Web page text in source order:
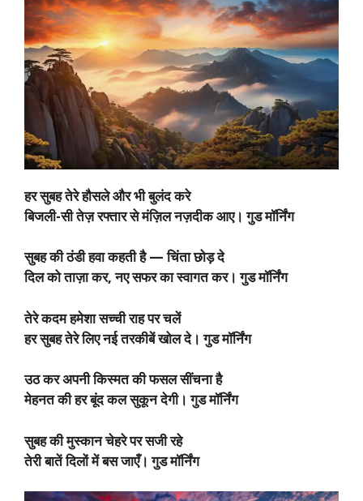
हर सुबह तेरे हौसले और भी बुलंद करे
बिजली-सी तेज़ रफ्तार से मंज़िल नज़दीक आए। गुड मॉर्निंग
सुबह की ठंडी हवा कहती है — चिंता छोड़ दे
दिल को ताज़ा कर, नए सफर का स्वागत कर। गुड मॉर्निंग
तेरे कदम हमेशा सच्ची राह पर चलें
हर सुबह तेरे लिए नई तरकीबें खोल दे। गुड मॉर्निंग
उठ कर अपनी किस्मत की फसल सींचना है
मेहनत की हर बूंद कल सुकून देगी। गुड मॉर्निंग
सुबह की मुस्कान चेहरे पर सजी रहे
तेरी बातें दिलों में बस जाएँ। गुड मॉर्निंग